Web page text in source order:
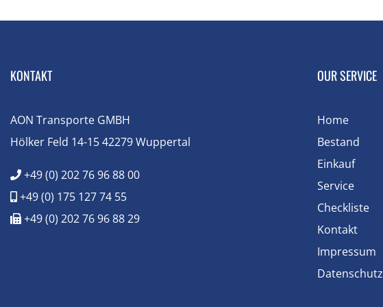
KONTAKT
AON Transporte GMBH
Hölker Feld 14-15 42279 Wuppertal
+49 (0) 202 76 96 88 00
+49 (0) 175 127 74 55
+49 (0) 202 76 96 88 29
OUR SERVICE
Home
Bestand
Einkauf
Service
Checkliste
Kontakt
Impressum
Datenschutz